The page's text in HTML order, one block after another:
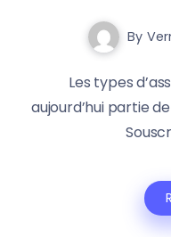
By
Les types
aujourd’hui partie